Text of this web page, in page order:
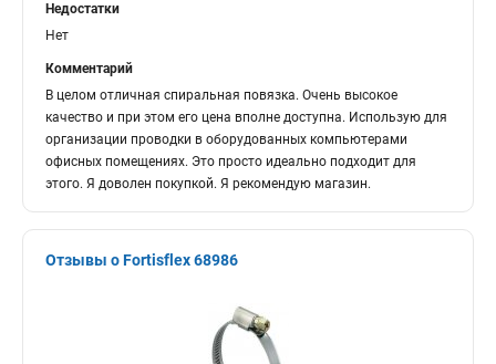
Недостатки
Нет
Комментарий
В целом отличная спиральная повязка. Очень высокое
качество и при этом его цена вполне доступна. Использую для
организации проводки в оборудованных компьютерами
офисных помещениях. Это просто идеально подходит для
этого. Я доволен покупкой. Я рекомендую магазин.
Отзывы о Fortisflex 68986